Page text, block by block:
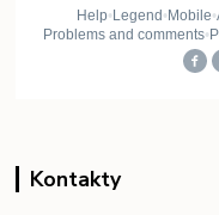
Kontakty